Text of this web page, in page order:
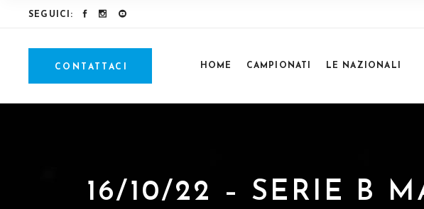
SEGUICI:
CONTATTACI HOME CAMPIONATI LE NAZIONALI
16/10/22 – SERIE B